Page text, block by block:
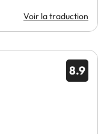
Voir la traduction
8.9